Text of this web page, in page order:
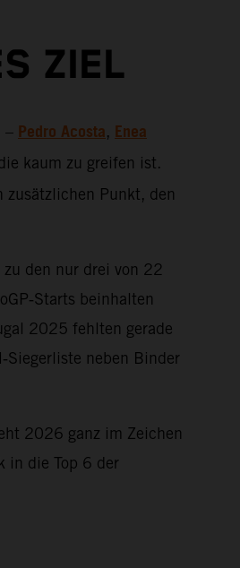
ZIEL
– Pedro Acosta, Enea
kaum zu greifen ist.
Punkt, den
den nur drei von 22
beinhalten
2025 fehlten gerade
neben Binder
2026 ganz im Zeichen
in die Top 6 der